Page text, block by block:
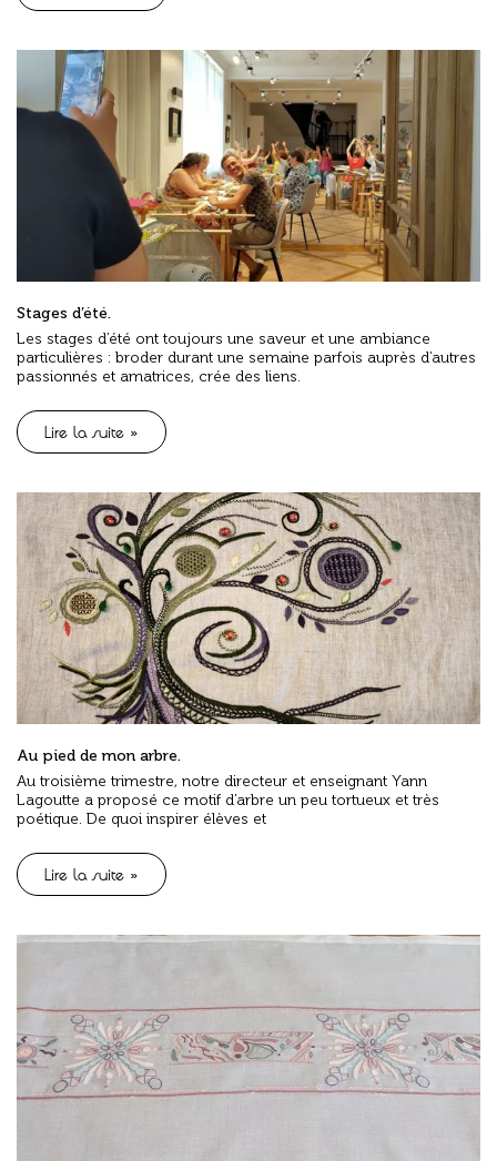
Stages d’été.
Les stages d’été ont toujours une saveur et une ambiance
particulières : broder durant une semaine parfois auprès d’autres
passionnés et amatrices, crée des liens.
Lire la suite »
Au pied de mon arbre.
Au troisième trimestre, notre directeur et enseignant Yann
Lagoutte a proposé ce motif d’arbre un peu tortueux et très
poétique. De quoi inspirer élèves et
Lire la suite »